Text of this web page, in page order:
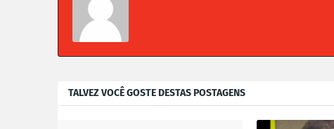
TALVEZ VOCÊ GOSTE DESTAS POSTAGENS